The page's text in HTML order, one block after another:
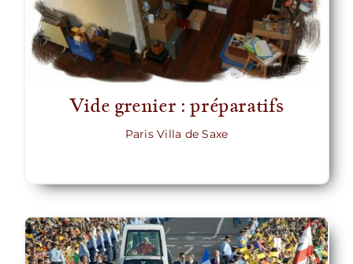
Vide grenier : préparatifs
Paris Villa de Saxe